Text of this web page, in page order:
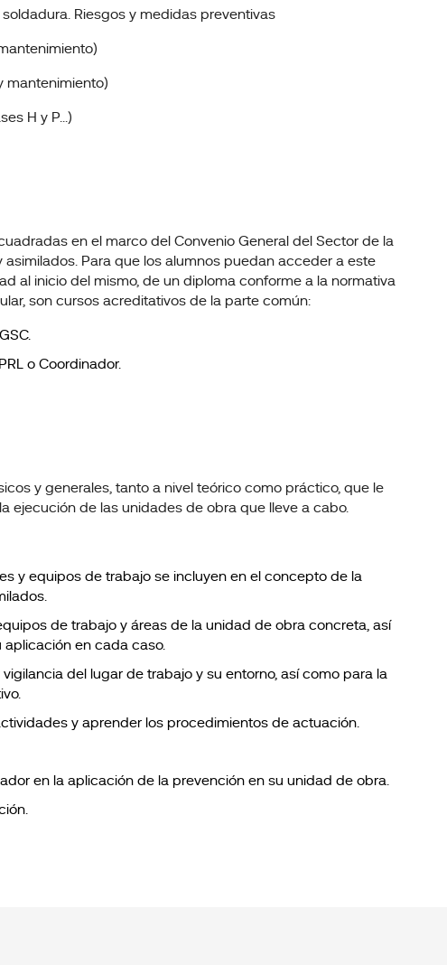
Riesgos y medidas preventivas
mantenimiento)
H y P...)
en el marco del Convenio General del Sector de la
Para que los alumnos puedan acceder a este
al inicio del mismo, de un diploma conforme a la normativa
son cursos acreditativos de la parte común:
o Coordinador.
y generales, tanto a nivel teórico como práctico, que le
ejecución de las unidades de obra que lleve a cabo.
y equipos de trabajo se incluyen en el concepto de la
de trabajo y áreas de la unidad de obra concreta, así
en cada caso.
del lugar de trabajo y su entorno, así como para la
y aprender los procedimientos de actuación.
en la aplicación de la prevención en su unidad de obra.